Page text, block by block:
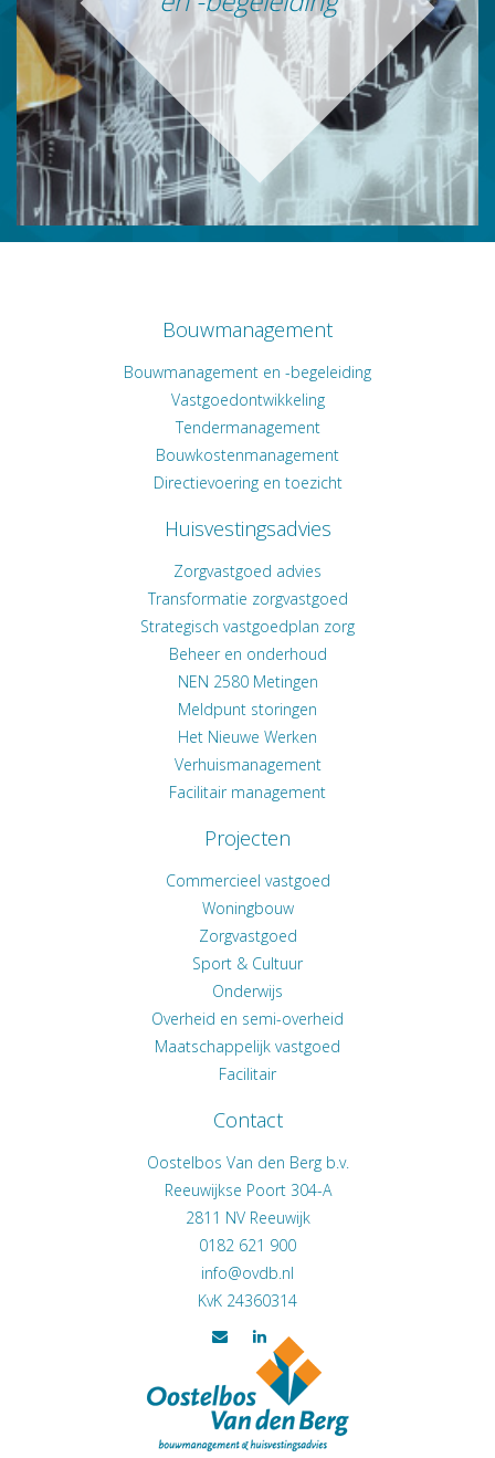
Bouwmanagement
Bouwmanagement en -begeleiding
Vastgoedontwikkeling
Tendermanagement
Bouwkostenmanagement
Directievoering en toezicht
Huisvestingsadvies
Zorgvastgoed advies
Transformatie zorgvastgoed
Strategisch vastgoedplan zorg
Beheer en onderhoud
NEN 2580 Metingen
Meldpunt storingen
Het Nieuwe Werken
Verhuismanagement
Facilitair management
Projecten
Commercieel vastgoed
Woningbouw
Zorgvastgoed
Sport & Cultuur
Onderwijs
Overheid en semi-overheid
Maatschappelijk vastgoed
Facilitair
Contact
Oostelbos Van den Berg b.v.
Reeuwijkse Poort 304-A
2811 NV Reeuwijk
0182 621 900
KvK 24360314